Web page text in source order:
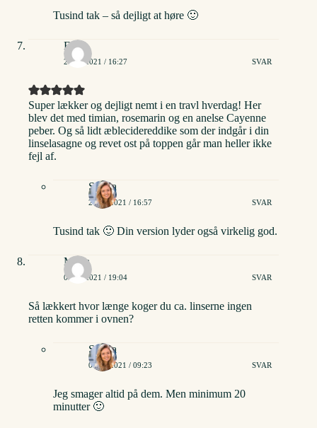
Tusind tak – så dejligt at høre 🙂
Eline
27/01/2021 / 16:27 SVAR
Super lækker og dejligt nemt i en travl hverdag! Her
blev det med timian, rosemarin og en anelse Cayenne
peber. Og så lidt æblecidereddike som der indgår i din
linselasagne og revet ost på toppen går man heller ikke
fejl af.
Stinna
27/01/2021 / 16:57 SVAR
Tusind tak 🙂 Din version lyder også virkelig god.
Maria
01/02/2021 / 19:04 SVAR
Så lækkert hvor længe koger du ca. linserne ingen
retten kommer i ovnen?
Stinna
02/02/2021 / 09:23 SVAR
Jeg smager altid på dem. Men minimum 20
minutter 🙂